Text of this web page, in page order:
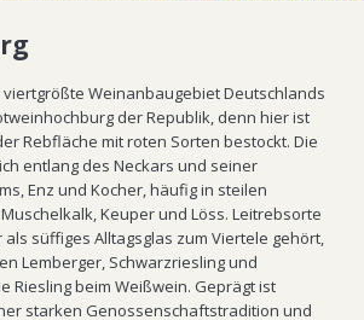
Weinanbaugebiet Deutschlands
der Republik, denn hier ist
Rebfläche mit roten Sorten bestockt. Die
entlang des Neckars und seiner
Enz und Kocher, häufig in steilen
Keuper und Löss. Leitrebsorte
süffiges Alltagsglas zum Viertele gehört,
Lemberger, Schwarzriesling und
Riesling beim Weißwein. Geprägt ist
starken Genossenschaftstradition und